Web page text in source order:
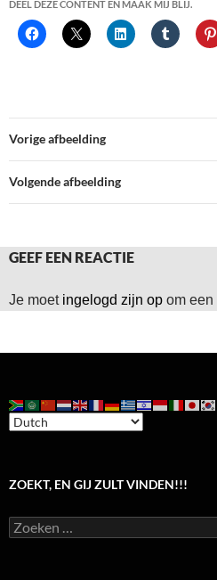
DEEL DEZE CONTENT EN MAAK MIJ BLIJ.
Vorige afbeelding
Volgende afbeelding
GEEF EEN REACTIE
Je moet ingelogd zijn op om een
ZOEKT, EN GIJ ZULT VINDEN!!!
Zoeken
naar: